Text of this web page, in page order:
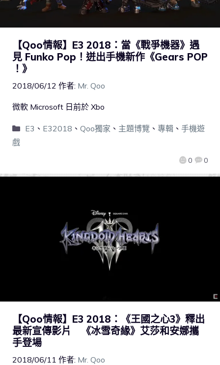
【Qoo情報】E3 2018：當《戰爭機器》遇
見 Funko Pop！迸出手機新作《Gears POP
！》
2018/06/12 作者: Mr. Qoo
0 0
微軟 Microsoft 日前於 Xbo
E3 、 E32018 、 Qoo獨家 、 主題博覽 、 專輯、 手機遊
戲
【Qoo情報】E3 2018：《王國之心3》釋出
最新宣傳影片 《冰雪奇緣》艾莎和安娜攜
手登場
2018/06/11 作者: Mr. Qoo